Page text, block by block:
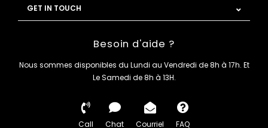
GET IN TOUCH
Besoin d'aide ?
Nous sommes disponibles du Lundi au Vendredi de 8h à 17h. Et
Le Samedi de 8h à 13H.
Call Chat Courriel FAQ